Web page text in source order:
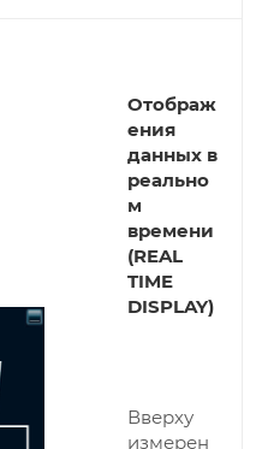
Отображ
ения
данных в
реально
м
времени
(REAL
TIME
DISPLAY)
Вверху
измерен